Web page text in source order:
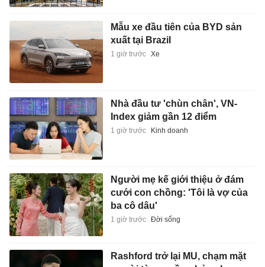
Mẫu xe đầu tiên của BYD sản
xuất tại Brazil
1 giờ trước Xe
Nhà đầu tư 'chùn chân', VN-
Index giảm gần 12 điểm
1 giờ trước Kinh doanh
Người mẹ kế giới thiệu ở đám
cưới con chồng: 'Tôi là vợ của
ba cô dâu'
1 giờ trước Đời sống
Rashford trở lại MU, chạm mặt